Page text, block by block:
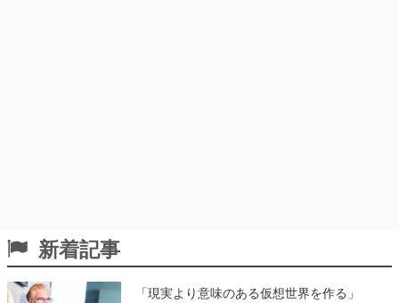
新着記事
「現実より意味のある仮想世界を作る」